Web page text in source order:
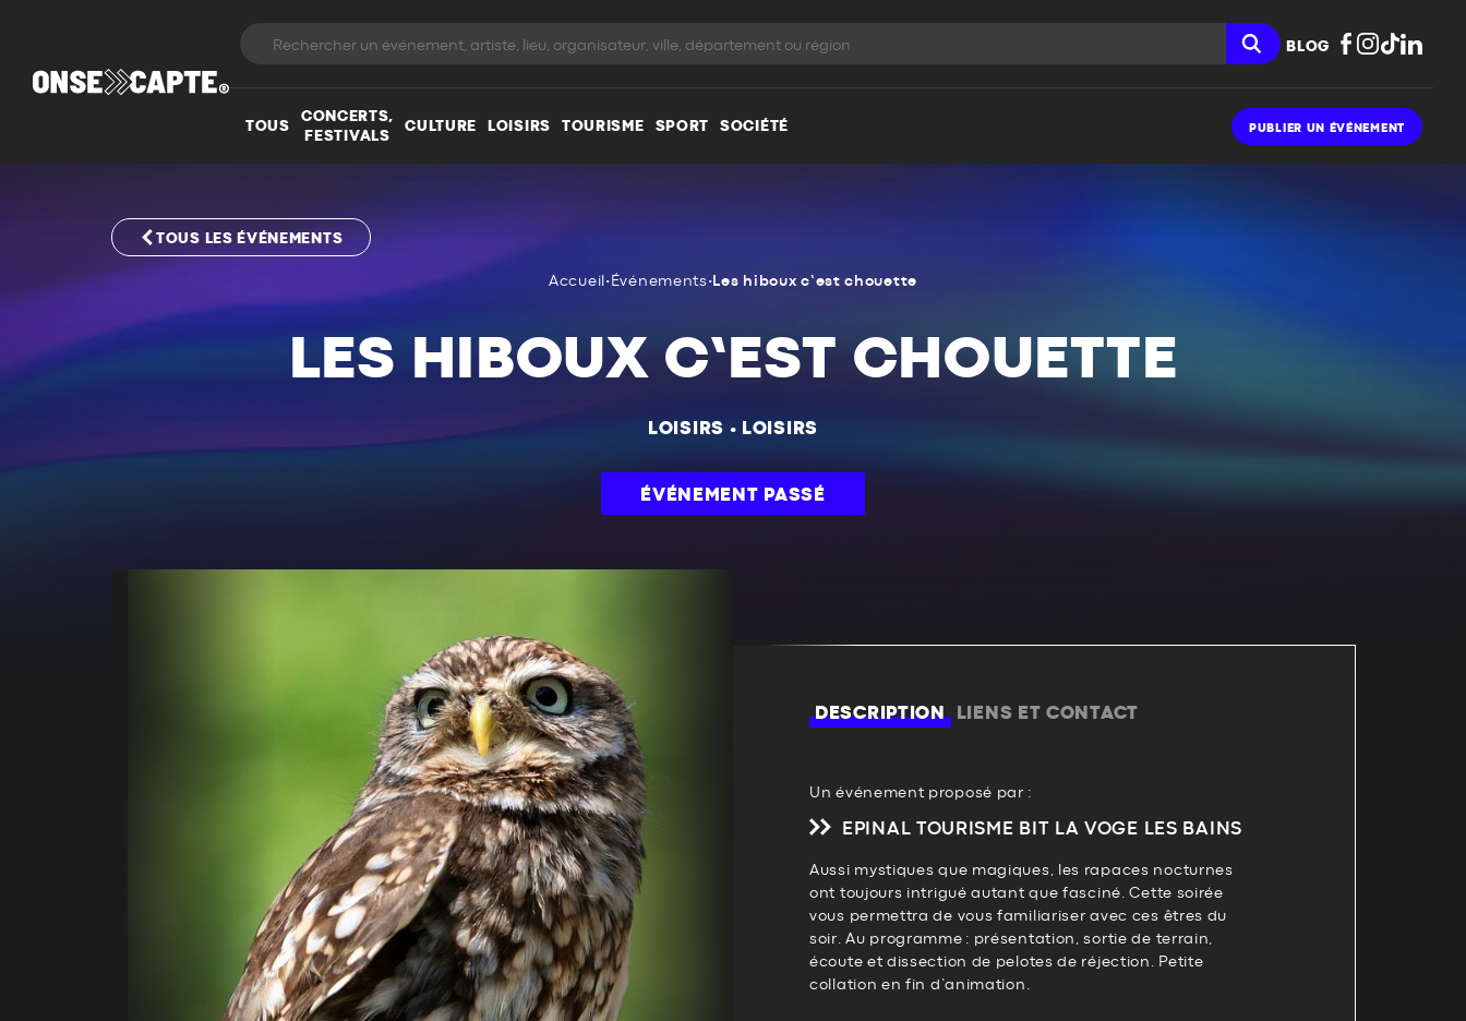
BLOG
TOUS
CONCERTS,
FESTIVALS
CULTURE LOISIRS TOURISME SPORT SOCIÉTÉ PUBLIER UN ÉVÉNEMENT
TOUS LES ÉVÉNEMENTS
Accueil • Événements•Les hiboux c’est chouette
LES HIBOUX C’EST CHOUETTE
LOISIRS • LOISIRS
ÉVÉNEMENT PASSÉ
DESCRIPTION LIENS ET CONTACT
Un événement proposé par :
EPINAL TOURISME BIT LA VOGE LES BAINS
Aussi mystiques que magiques, les rapaces nocturnes
ont toujours intrigué autant que fasciné. Cette soirée
vous permettra de vous familiariser avec ces êtres du
soir. Au programme : présentation, sortie de terrain,
écoute et dissection de pelotes de réjection. Petite
collation en fin d’animation.